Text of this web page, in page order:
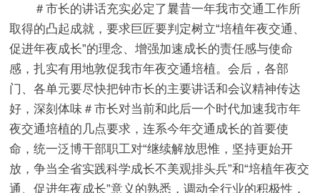
＃市长的讲话充实必定了曩昔一年我市交通工作所
取得的凸起成就，要求巨匠要判定树立“培植年夜交通、
促进年夜成长”的理念、增强加速成长的责任感与使命
感，扎实有用地敦促我市年夜交通培植。会后，各部
门、各单元要尽快把钟市长的主要讲话和会议精神传达
好，深刻体味＃市长对当前和此后一个时代加速我市年
夜交通培植的几点要求，连系今年交通成长的首要使
命，统一泛博干部职工对“继续解放思惟，坚持更始开
放，争当全省实践科学成长不美观排头兵”和“培植年夜交
通、促进年夜成长”意义的熟悉，调动全行业的积极性，